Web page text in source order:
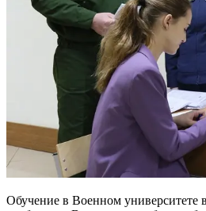
Обучение в Военном университете